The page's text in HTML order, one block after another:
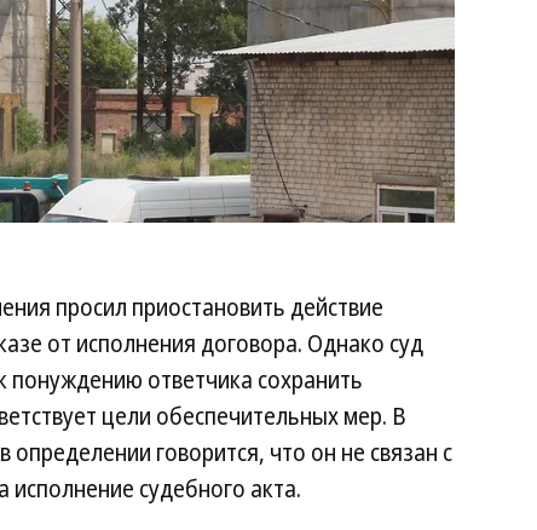
просил приостановить действие
от исполнения договора. Однако суд
понуждению ответчика сохранить
цели обеспечительных мер. В
говорится, что он не связан с
судебного акта.